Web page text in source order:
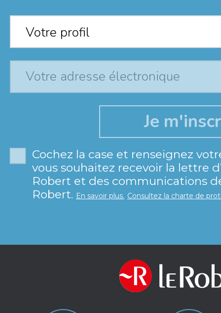
Votre profil*
Votre profil
Cochez la case et renseignez
vous souhaitez recevoir la lettre
Robert et des communications
Robert. En savoir plus. Consultez la charte de